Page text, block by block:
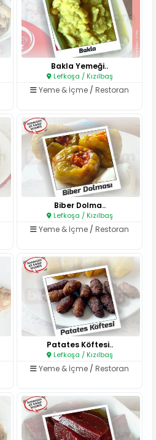
Bakla Yemeği..
Lefkoşa / Kızılbaş
Yeme & İçme /Restoran
Biber Dolma..
Lefkoşa / Kızılbaş
Yeme & İçme /Restoran
Patates Köftesi..
Lefkoşa / Kızılbaş
Yeme & İçme /Restoran